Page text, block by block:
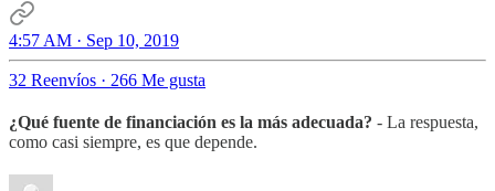
4:57 AM · Sep 10, 2019
32 Reenvíos · 266 Me gusta
¿Qué fuente de financiación es la más adecuada? - La respuesta,
como casi siempre, es que depende.